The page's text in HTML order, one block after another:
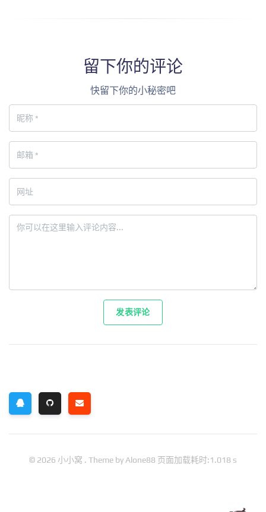
留下你的评论
快留下你的小秘密吧
发表评论
© 2026 小小窝 . Theme by Alone88 页面加载耗时:1.018 s